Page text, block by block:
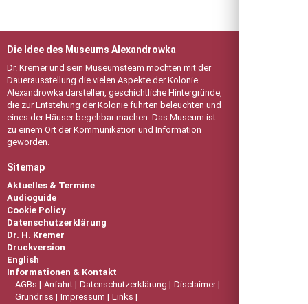
Die Idee des Museums Alexandrowka
Dr. Kremer und sein Museumsteam möchten mit der
Dauerausstellung die vielen Aspekte der Kolonie
Alexandrowka darstellen, geschichtliche Hintergründe,
die zur Entstehung der Kolonie führten beleuchten und
eines der Häuser begehbar machen. Das Museum ist
zu einem Ort der Kommunikation und Information
geworden.
Sitemap
Aktuelles & Termine
Audioguide
Cookie Policy
Datenschutzerklärung
Dr. H. Kremer
Druckversion
English
Informationen & Kontakt
AGBs
Anfahrt Datenschutzerklärung
Disclaimer
Grundriss
Impressum
Links